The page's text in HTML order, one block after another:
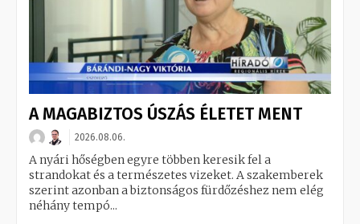
A MAGABIZTOS ÚSZÁS ÉLETET MENT
2026.08.06.
A nyári hőségben egyre többen keresik fel a
strandokat és a természetes vizeket. A szakemberek
szerint azonban a biztonságos fürdőzéshez nem elég
néhány tempó...